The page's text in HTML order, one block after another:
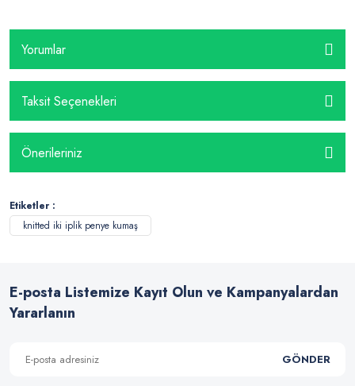
Yorumlar
Taksit Seçenekleri
Önerileriniz
Etiketler :
knitted iki iplik penye kumaş
E-posta Listemize Kayıt Olun ve Kampanyalardan
Yararlanın
GÖNDER